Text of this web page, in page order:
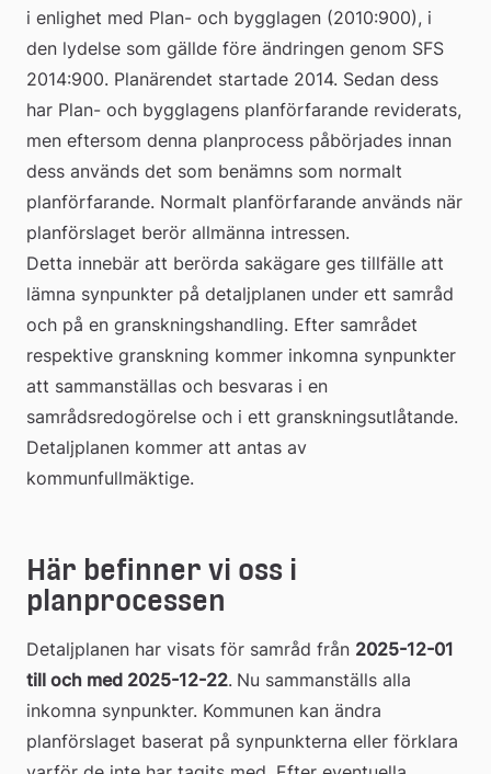
i enlighet med Plan- och bygglagen (2010:900), i
den lydelse som gällde före ändringen genom SFS
2014:900. Planärendet startade 2014. Sedan dess
har Plan- och bygglagens planförfarande reviderats,
men eftersom denna planprocess påbörjades innan
dess används det som benämns som normalt
planförfarande. Normalt planförfarande används när
planförslaget berör allmänna intressen.
Detta innebär att berörda sakägare ges tillfälle att
lämna synpunkter på detaljplanen under ett samråd
och på en granskningshandling. Efter samrådet
respektive granskning kommer inkomna synpunkter
att sammanställas och besvaras i en
samrådsredogörelse och i ett granskningsutlåtande.
Detaljplanen kommer att antas av
kommunfullmäktige.
Här befinner vi oss i
planprocessen
Detaljplanen har visats för samråd från 2025-12-01
till och med 2025-12-22. Nu sammanställs alla
inkomna synpunkter. Kommunen kan ändra
planförslaget baserat på synpunkterna eller förklara